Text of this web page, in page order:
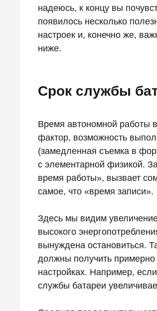
надеюсь, к концу вы
появилось несколько
настроек и, конечно же,
ниже.
Срок службы
Время автономной работы
фактор, возможность
(замедленная съемка в
с элементарной физикой.
время работы», вызвает
самое, что «время записи».
Здесь мы видим
высокого
вынуждена остановиться.
должны получить
настройках. Например,
службы батареи